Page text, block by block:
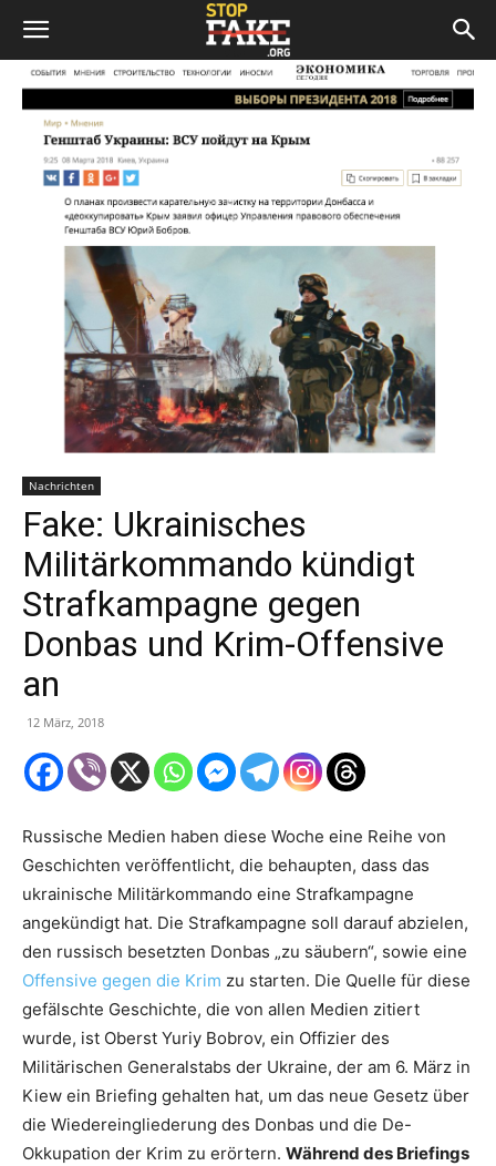
Nachrichten
Fake: Ukrainisches
Militärkommando kündigt
Strafkampagne gegen
Donbas und Krim-Offensive
an
12 März, 2018
Russische Medien haben diese Woche eine Reihe von
Geschichten veröffentlicht, die behaupten, dass das
ukrainische Militärkommando eine Strafkampagne
angekündigt hat. Die Strafkampagne soll darauf abzielen,
den russisch besetzten Donbas „zu säubern“, sowie eine
Offensive gegen die Krim zu starten. Die Quelle für diese
gefälschte Geschichte, die von allen Medien zitiert
wurde, ist Oberst Yuriy Bobrov, ein Offizier des
Militärischen Generalstabs der Ukraine, der am 6. März in
Kiew ein Briefing gehalten hat, um das neue Gesetz über
die Wiedereingliederung des Donbas und die De-
Okkupation der Krim zu erörtern. Während des Briefings